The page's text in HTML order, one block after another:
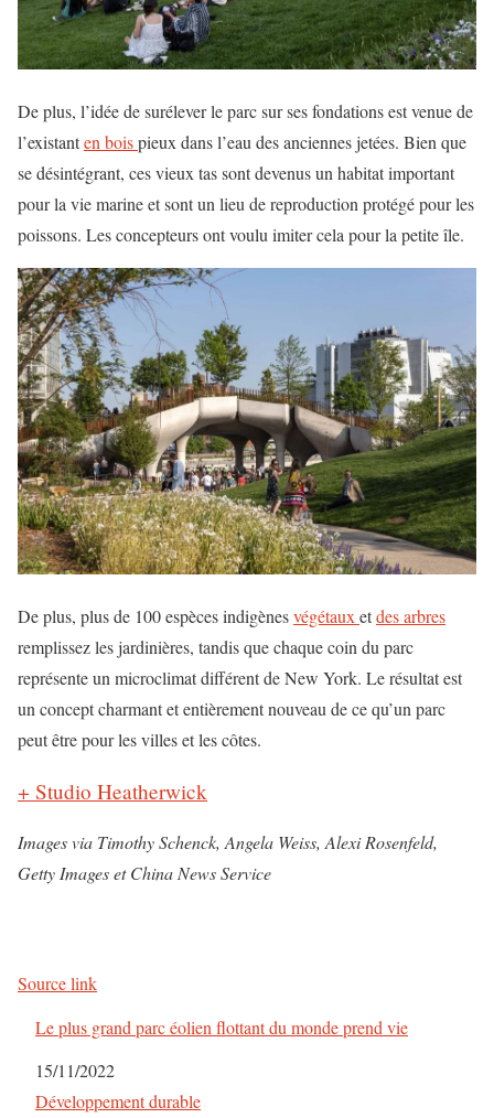
De plus, l’idée de surélever le parc sur ses fondations est venue de
l’existanten boispieux dans l’eau des anciennes jetées. Bien que
se désintégrant, ces vieux tas sont devenus un habitat important
pour la vie marine et sont un lieu de reproduction protégé pour les
poissons. Les concepteurs ont voulu imiter cela pour la petite île.
De plus, plus de 100 espèces indigènesvégétaux etdes arbres
remplissez les jardinières, tandis que chaque coin du parc
représente un microclimat différent de New York. Le résultat est
un concept charmant et entièrement nouveau de ce qu’un parc
peut être pour les villes et les côtes.
+ Studio Heatherwick
Images via Timothy Schenck, Angela Weiss, Alexi Rosenfeld,
Getty Images et China News Service
Source link
Le plus grand parc éolien flottant du monde prend vie
Date
15/11/2022
Par rapport à
Développement durable